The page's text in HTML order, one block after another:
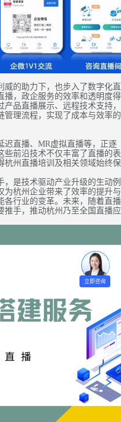
威的助力下，也步入了数字化直
播，政企服务的效率和透明度得
品直播展示、远程技术支持，
管理流程，实现了成本与效率的
迟直播、MR虚拟直播等，正逐
些前沿技术不仅丰富了直播的表
杭州直播培训及相关领域始终保
是技术驱动产业升级的生动例
为杭州企业带来了效率的提升与
各行业的变革。未来，随着直播
推手，推动杭州乃至全国直播应
立即咨询